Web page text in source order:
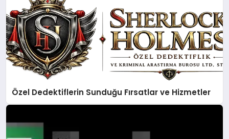
Özel Dedektiflerin Sunduğu Fırsatlar ve Hizmetler